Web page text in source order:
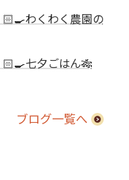
わくわく農園の
七夕ごはん🎋
ブログ一覧へ